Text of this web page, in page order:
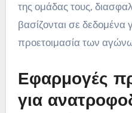
της ομάδας τους,
βασίζονται σε δεδομένα
προετοιμασία των
Εφαρμογές
για